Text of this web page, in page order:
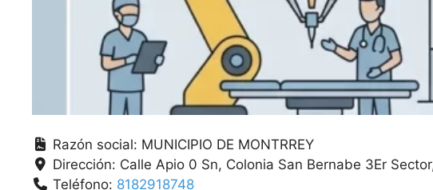
Razón social: MUNICIPIO DE MONTRREY
Dirección: Calle Apio 0 Sn, Colonia San Bernabe 3Er Sector
Teléfono: 8182918748